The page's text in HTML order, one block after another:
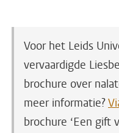
Voor het Leids
vervaardigde
brochure over
meer informatie?
brochure ‘Een gift